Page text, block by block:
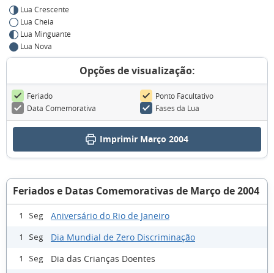
Lua Crescente
Lua Cheia
Lua Minguante
Lua Nova
Opções de visualização:
Feriado
Ponto Facultativo
Data Comemorativa
Fases da Lua
Imprimir Março 2004
Feriados e Datas Comemorativas de Março de 2004
1 Seg Aniversário do Rio de Janeiro
1 Seg Dia Mundial de Zero Discriminação
1 Seg Dia das Crianças Doentes